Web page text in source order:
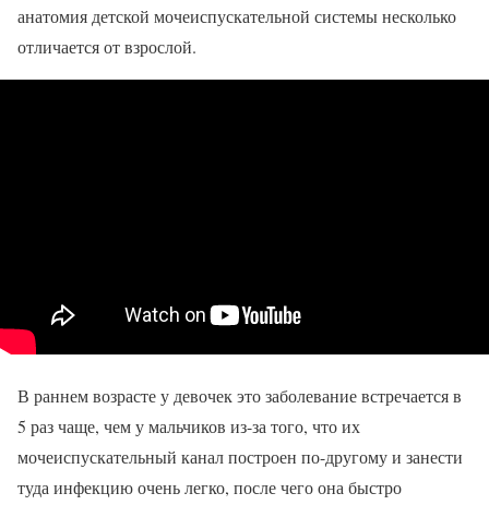
анатомия детской мочеиспускательной системы несколько
отличается от взрослой.
В раннем возрасте у девочек это заболевание встречается в
5 раз чаще, чем у мальчиков из-за того, что их
мочеиспускательный канал построен по-другому и занести
туда инфекцию очень легко, после чего она быстро